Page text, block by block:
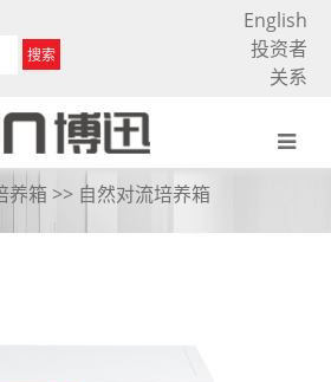
搜索
English
投资者
关系
流培养箱
养箱 >> 自然对流培养箱